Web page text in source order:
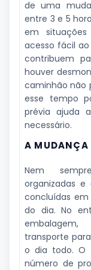
de uma
entre 3 e 5
em
acesso fácil
contribuem
houver
caminhão não
esse tempo
prévia ajuda
necessário.
A MUDANÇA
Nem
organizadas
concluídas
do dia. No
transporte
o dia todo. O
número de